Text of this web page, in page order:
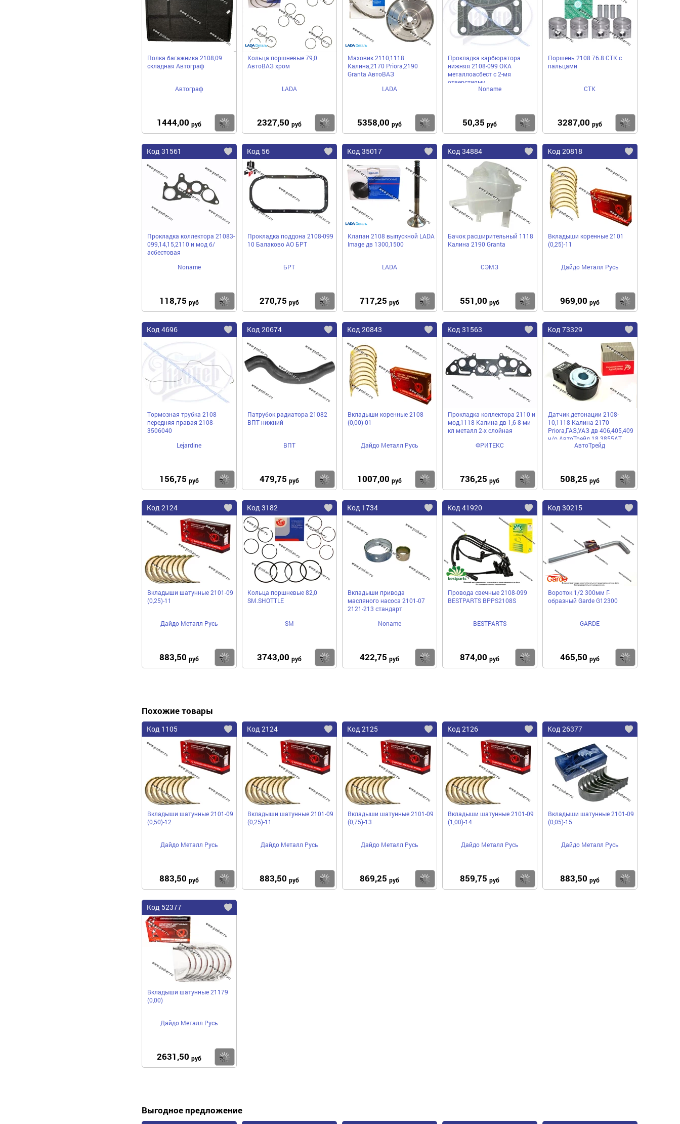
Полка багажника 2108,09
складная Автограф
Автограф
1444,00 руб Купить
Кольца поршневые 79,0
АвтоВАЗ хром
LADA
2327,50 руб Купить
Маховик 2110,1118
Калина,2170 Priora,2190
Granta АвтоВАЗ
LADA
5358,00 руб Купить
Прокладка карбюратора
нижняя 2108-099 ОКА
металлоасбест с 2-мя
отверстиями
Noname
50,35 руб Купить
Поршень 2108 76.8 СТК с
пальцами
СТК
3287,00 руб
Код 31561
Прокладка коллектора 21083-
099,14,15,2110 и мод б/
асбестовая
Noname
118,75 руб Купить
Код 56
Прокладка поддона 2108-099
10 Балаково АО БРТ
БРТ
270,75 руб Купить
Код 35017
Клапан 2108 выпускной LADA
Image дв 1300,1500
LADA
717,25 руб Купить
Код 34884
Бачок расширительный 1118
Калина 2190 Granta
СЭМЗ
551,00 руб Купить
Код 20818
Вкладыши коренные 2101
(0,25)-11
Дайдо Металл Русь
969,00 руб
Код 4696
Тормозная трубка 2108
передняя правая 2108-
3506040
Lejardine
156,75 руб Купить
Код 20674
Патрубок радиатора 21082
ВПТ нижний
ВПТ
479,75 руб Купить
Код 20843
Вкладыши коренные 2108
(0,00)-01
Дайдо Металл Русь
1007,00 руб Купить
Код 31563
Прокладка коллектора 2110 и
мод,1118 Калина дв 1,6 8-ми
кл металл 2-х слойная
ФРИТЕКС
736,25 руб Купить
Код 73329
Датчик детонации 2108-
10,1118 Калина 2170
Priora,ГАЗ,УАЗ дв 406,405,409
н/о АвтоТрейд 18.3855АТ
АвтоТрейд
508,25 руб
Код 2124
Вкладыши шатунные 2101-09
(0,25)-11
Дайдо Металл Русь
883,50 руб Купить
Код 3182
Кольца поршневые 82,0
SM.SHOTTLE
SM
3743,00 руб Купить
Код 1734
Вкладыши привода
масляного насоса 2101-07
2121-213 стандарт
Noname
422,75 руб Купить
Код 41920
Провода свечные 2108-099
BESTPARTS BPPS2108S
BESTPARTS
874,00 руб Купить
Код 30215
Вороток 1/2 300мм Г-
образный Garde G12300
GARDE
465,50 руб
Похожие товары
Код 1105
Вкладыши шатунные 2101-09
(0,50)-12
Дайдо Металл Русь
883,50 руб Купить
Код 2124
Вкладыши шатунные 2101-09
(0,25)-11
Дайдо Металл Русь
883,50 руб Купить
Код 2125
Вкладыши шатунные 2101-09
(0,75)-13
Дайдо Металл Русь
869,25 руб Купить
Код 2126
Вкладыши шатунные 2101-09
(1,00)-14
Дайдо Металл Русь
859,75 руб Купить
Код 26377
Вкладыши шатунные 2101-09
(0,05)-15
Дайдо Металл Русь
883,50 руб
Код 52377
Вкладыши шатунные 21179
(0,00)
Дайдо Металл Русь
2631,50 руб
Выгодное предложение